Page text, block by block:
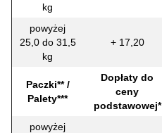
kg
powyżej
25,0 do 31,5
kg
+ 17,20
Paczki** /
Palety***
Dopłaty do
ceny
podstawowej*
powyżej